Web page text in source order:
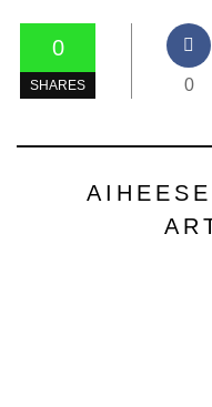
0
SHARES 0